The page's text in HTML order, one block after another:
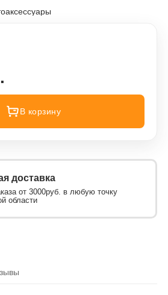
В корзину
доставка
от 3000руб. в любую точку
области